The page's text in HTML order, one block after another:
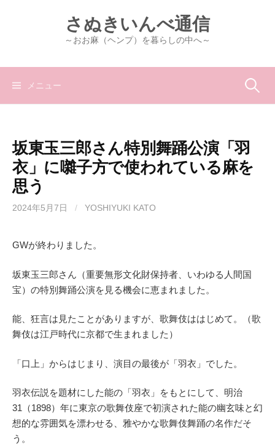
ツ
さぬきいんべ通信
～おお麻（ヘンプ）を暮らしの中へ～
メニュー 検
坂東玉三郎さん特別舞踊公演「羽
衣」に囃子方で使われている麻を
思う
2024年5月7日 / YOSHIYUKI KATO
GWが終わりました。
坂東玉三郎さん（重要無形文化財保持者、いわゆる人間国
宝）の特別舞踊公演を見る機会に恵まれました。
能、狂言は見たことがありますが、歌舞伎ははじめて。（歌
舞伎は江戸時代に京都で生まれました）
「口上」からはじまり、演目の最後が「羽衣」でした。
羽衣伝説を題材にした能の「羽衣」をもとにして、明治
31（1898）年に東京の歌舞伎座で初演された能の幽玄味と幻
想的な雰囲気を漂わせる、雅やかな歌舞伎舞踊の名作だそ
う。